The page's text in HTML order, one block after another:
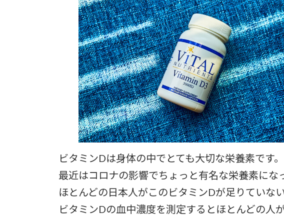
日
時
:
ビタミンDは身体の中でとても大切な栄養素です。
最近はコロナの影響でちょっと有名な栄養素にな
ほとんどの日本人がこのビタミンDが足りていな
ビタミンDの血中濃度を測定するとほとんどの人